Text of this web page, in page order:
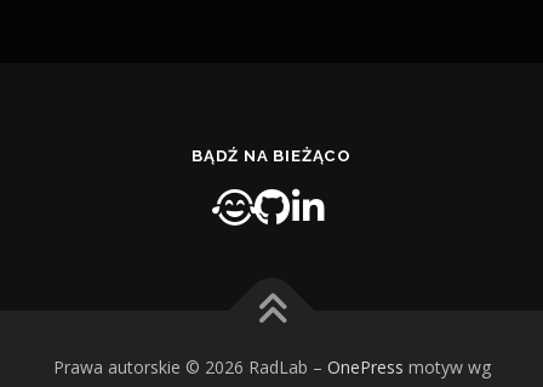
BĄDŹ NA BIEŻĄCO
Prawa autorskie © 2026 RadLab – OnePress motyw wg